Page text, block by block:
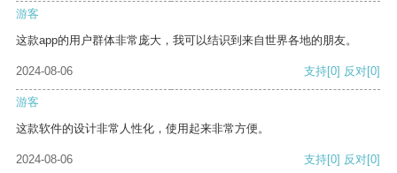
游客
这款app的用户群体非常庞大，我可以结识到来自世界各地的朋友。
2024-08-06 支持[0] 反对[0]
游客
这款软件的设计非常人性化，使用起来非常方便。
2024-08-06 支持[0] 反对[0]